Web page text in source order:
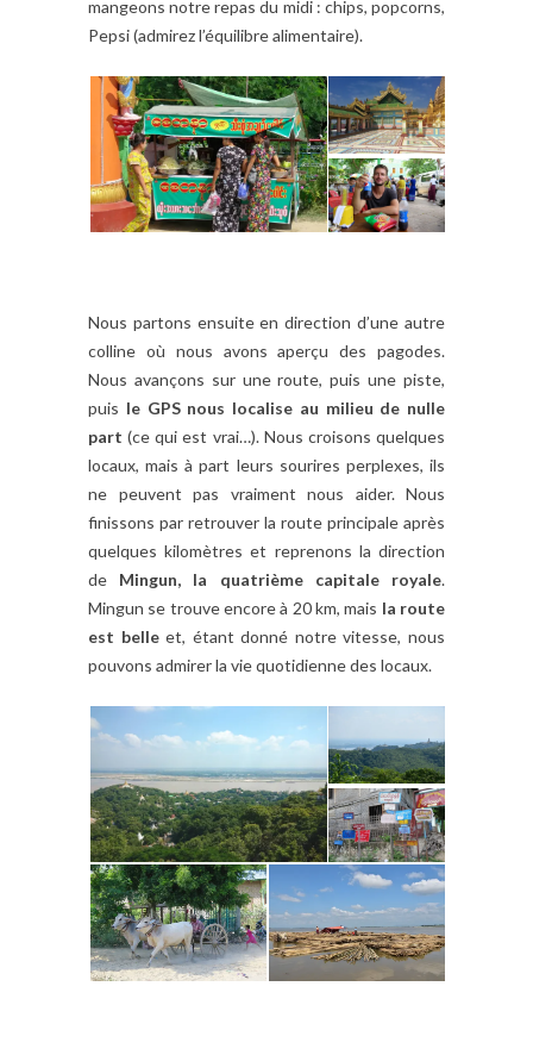
mangeons notre repas du midi : chips, popcorns,
Pepsi (admirez l’équilibre alimentaire).
Nous partons ensuite en direction d’une autre
colline où nous avons aperçu des pagodes.
Nous avançons sur une route, puis une piste,
puis le GPS nous localise au milieu de nulle
part (ce qui est vrai…). Nous croisons quelques
locaux, mais à part leurs sourires perplexes, ils
ne peuvent pas vraiment nous aider. Nous
finissons par retrouver la route principale après
quelques kilomètres et reprenons la direction
de Mingun, la quatrième capitale royale.
Mingun se trouve encore à 20 km, mais la route
est belleet, étant donné notre vitesse, nous
pouvons admirer la vie quotidienne des locaux.